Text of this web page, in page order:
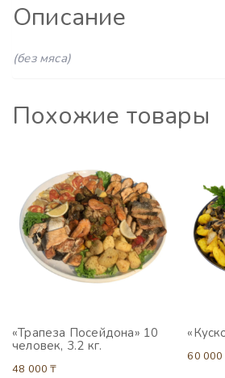
Описание
(без мяса)
Похожие товары
«Трапеза Посейдона» 10
человек, 3.2 кг.
48 000₸
60 000